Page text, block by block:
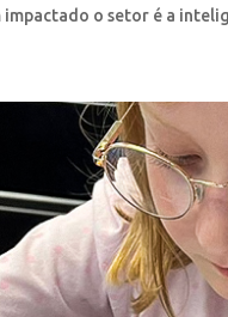
o setor é a